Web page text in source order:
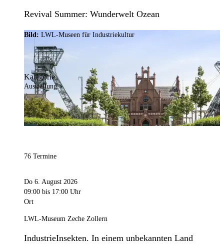
Revival Summer: Wunderwelt Ozean
Bild: LWL-Museen für Industriekultur
Kategorie
Ausstellung
76 Termine
Do 6. August 2026
09:00 bis 17:00 Uhr
Ort
LWL-Museum Zeche Zollern
IndustrieInsekten. In einem unbekannten Land